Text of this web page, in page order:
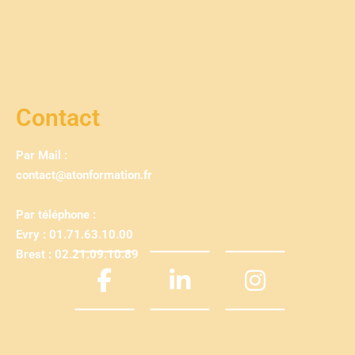
Contact
Par Mail :
contact@atonformation.fr
Par téléphone :
Evry : 01.71.63.10.00
Brest : 02.21.09.10.89